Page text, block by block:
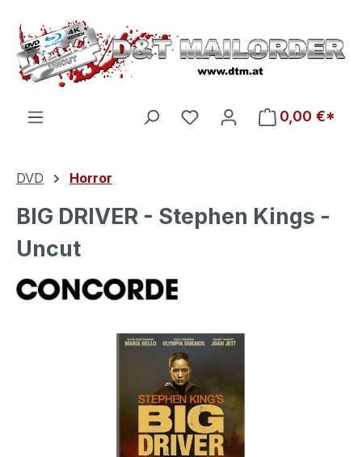
Zum Hauptinhalt springen
Du hast 0 Produkte auf
0,00 €*
DVD Horror
BIG DRIVER - Stephen Kings -
Uncut
Bildergalerie überspringen